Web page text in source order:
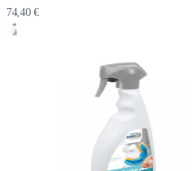
74,40 €